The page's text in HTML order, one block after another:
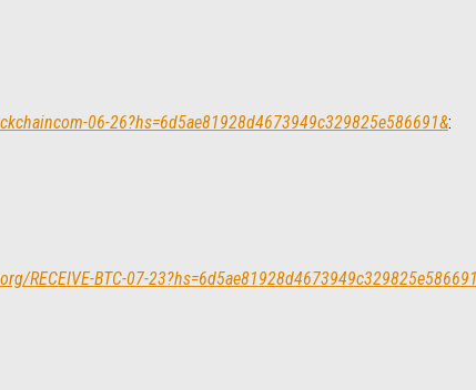
06-26?hs=6d5ae81928d4673949c329825e586691&:
RECEIVE-BTC-07-